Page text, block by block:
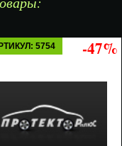
5754 -47%